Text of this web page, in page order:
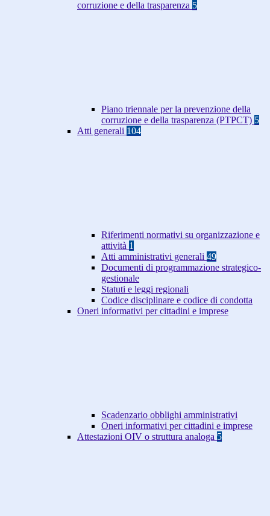
corruzione e della trasparenza 5
Piano triennale per la prevenzione della
corruzione e della trasparenza (PTPCT) 5
Atti generali 104
Riferimenti normativi su organizzazione e
attività 1
Atti amministrativi generali 49
Documenti di programmazione strategico-
gestionale
Statuti e leggi regionali
Codice disciplinare e codice di condotta
Oneri informativi per cittadini e imprese
Scadenzario obblighi amministrativi
Oneri informativi per cittadini e imprese
Attestazioni OIV o struttura analoga 5